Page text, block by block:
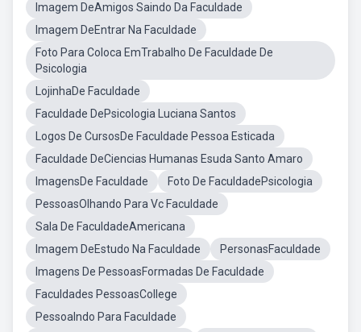
Imagem DeAmigos Saindo Da Faculdade
Imagem DeEntrar Na Faculdade
Foto Para Coloca EmTrabalho De Faculdade De
Psicologia
LojinhaDe Faculdade
Faculdade DePsicologia Luciana Santos
Logos De CursosDe Faculdade Pessoa Esticada
Faculdade DeCiencias Humanas Esuda Santo Amaro
ImagensDe Faculdade
Foto De FaculdadePsicologia
PessoasOlhando Para Vc Faculdade
Sala De FaculdadeAmericana
Imagem DeEstudo Na Faculdade
PersonasFaculdade
Imagens De PessoasFormadas De Faculdade
Faculdades PessoasCollege
PessoaIndo Para Faculdade